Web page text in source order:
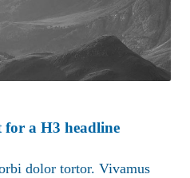
for a H3 headline
dolor tortor. Vivamus